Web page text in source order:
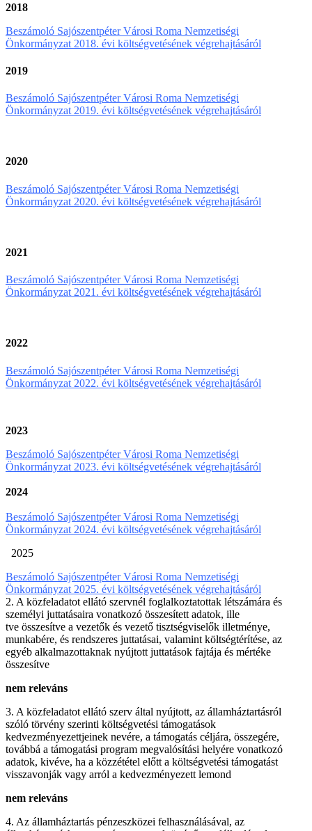
2018
Beszámoló Sajószentpéter Városi Roma Nemzetiségi
Önkormányzat 2018. évi költségvetésének végrehajtásáról
2019
Beszámoló Sajószentpéter Városi Roma Nemzetiségi
Önkormányzat 2019. évi költségvetésének végrehajtásáról
2020
Beszámoló Sajószentpéter Városi Roma Nemzetiségi
Önkormányzat 2020. évi költségvetésének végrehajtásáról
2021
Beszámoló Sajószentpéter Városi Roma Nemzetiségi
Önkormányzat 2021. évi költségvetésének végrehajtásáról
2022
Beszámoló Sajószentpéter Városi Roma Nemzetiségi
Önkormányzat 2022. évi költségvetésének végrehajtásáról
2023
Beszámoló Sajószentpéter Városi Roma Nemzetiségi
Önkormányzat 2023. évi költségvetésének végrehajtásáról
2024
Beszámoló Sajószentpéter Városi Roma Nemzetiségi
Önkormányzat 2024. évi költségvetésének végrehajtásáról
2025
Beszámoló Sajószentpéter Városi Roma Nemzetiségi
Önkormányzat 2025. évi költségvetésének végrehajtásáról
2. A közfeladatot ellátó szervnél foglalkoztatottak létszámára és
személyi juttatásaira vonatkozó összesített adatok, ille
tve összesítve a vezetők és vezető tisztségviselők illetménye,
munkabére, és rendszeres juttatásai, valamint költségtérítése, az
egyéb alkalmazottaknak nyújtott juttatások fajtája és mértéke
összesítve
nem releváns
3. A közfeladatot ellátó szerv által nyújtott, az államháztartásról
szóló törvény szerinti költségvetési támogatások
kedvezményezettjeinek nevére, a támogatás céljára, összegére,
továbbá a támogatási program megvalósítási helyére vonatkozó
adatok, kivéve, ha a közzététel előtt a költségvetési támogatást
visszavonják vagy arról a kedvezményezett lemond
nem releváns
4. Az államháztartás pénzeszközei felhasználásával, az